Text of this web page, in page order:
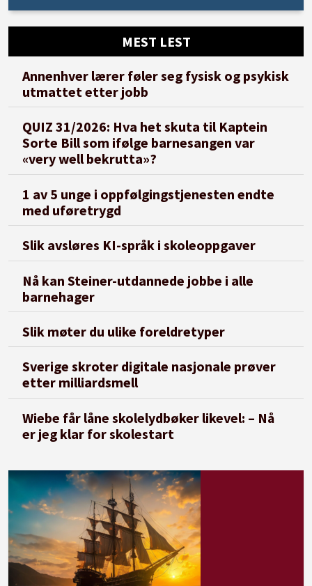
MEST LEST
Annenhver lærer føler seg fysisk og psykisk
utmattet etter jobb
QUIZ 31/2026: Hva het skuta til Kaptein
Sorte Bill som ifølge barnesangen var
«very well bekrutta»?
1 av 5 unge i oppfølgingstjenesten endte
med uføretrygd
Slik avsløres KI-språk i skoleoppgaver
Nå kan Steiner-utdannede jobbe i alle
barnehager
Slik møter du ulike foreldretyper
Sverige skroter digitale nasjonale prøver
etter milliardsmell
Wiebe får låne skolelydbøker likevel: – Nå
er jeg klar for skolestart